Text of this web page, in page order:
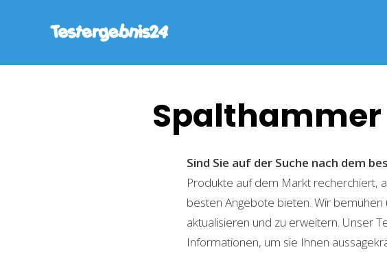
Spalthammer
Sind Sie auf der Suche nach dem
Produkte auf dem Markt recherchiert,
besten Angebote bieten. Wir
aktualisieren und zu erweitern. Unser
Informationen, um sie Ihnen